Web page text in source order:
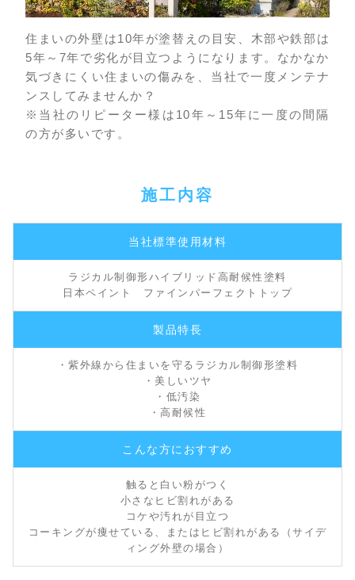
住まいの外壁は10年が塗替えの目安、木部や鉄部は
5年～7年で劣化が目立つようになります。なかなか
気づきにくい住まいの傷みを、当社で一度メンテナ
ンスしてみませんか？
※当社のリピーター様は10年～15年に一度の間隔
の方が多いです。
施工内容
当社標準使用材料
ラジカル制御形ハイブリッド高耐候性塗料
日本ペイント ファインパーフェクトトップ
製品特長
・紫外線から住まいを守るラジカル制御形塗料
・美しいツヤ
・低汚染
・高耐候性
こんな方に おすすめ
触ると白い粉がつく
小さなヒビ割れがある
コケや汚れが目立つ
コーキングが痩せている、またはヒビ割れがある
（サイデ
ィング外壁の場合）